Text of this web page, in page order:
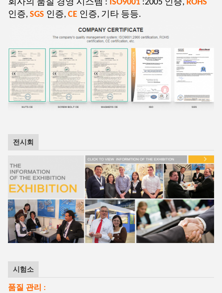
회사의 품질 경영 시스템 : ISO9001 :2005 인증, ROHS
인증, SGS 인증, CE 인증, 기타 등등.
전시회
시험소
품질 관리 :